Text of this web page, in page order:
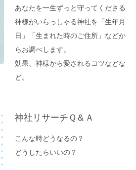
、日本が世界の中心になる
則」より
療法：症例】ギックリ腰＆1週
ていた便秘が解消→毎日お通
る♪」水谷千重子ショーに行
そべ神社」
痛くなる理由
「先祖供養」だった
決法「生ごみ臭」
あなたを一生ずっと守ってくださる
神様がいらっしゃる神社を「生年月
日」「生まれた時のご住所」などか
らお調べします。
効果、神様から愛されるコツなどな
ど。
神社リサーチＱ＆Ａ
こんな時どうなるの？
どうしたらいいの？